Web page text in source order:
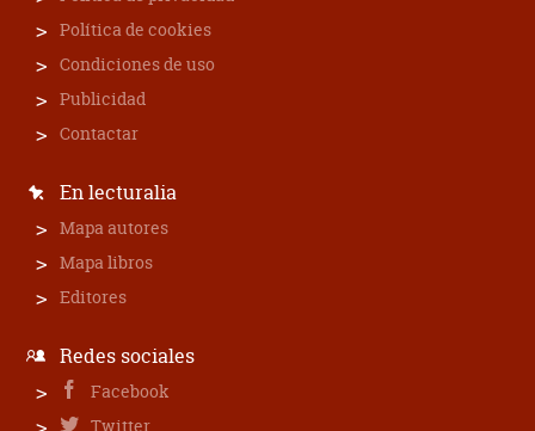
Política de cookies
Condiciones de uso
Publicidad
Contactar
En lecturalia
Mapa autores
Mapa libros
Editores
Redes sociales
Facebook
Twitter